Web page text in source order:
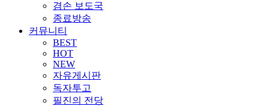
겸손 보도국
종료방송
커뮤니티
BEST
HOT
NEW
자유게시판
독자투고
필진의 전당